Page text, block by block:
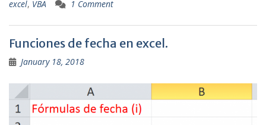
excel, VBA 1 Comment
Funciones de fecha en excel.
January 18, 2018